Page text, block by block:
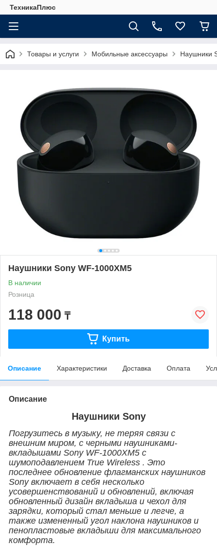
ТехникаПлюс
Товары и услуги Мобильные аксессуары Наушники
Наушники Sony WF-1000XM5
В наличии
Розница
118 000 ₸
Купить
Описание Характеристики Доставка Оплата
Описание
Наушники Sony
Погрузитесь в музыку, не теряя связи с
внешним миром, с черными наушниками-
вкладышами Sony WF-1000XM5 с
шумоподавлением True Wireless . Это
последнее обновление флагманских наушников
Sony включает в себя несколько
усовершенствований и обновлений, включая
обновленный дизайн вкладыша и чехол для
зарядки, который стал меньше и легче, а
также измененный угол наклона наушников и
пенопластовые вкладыши для максимального
комфорта.